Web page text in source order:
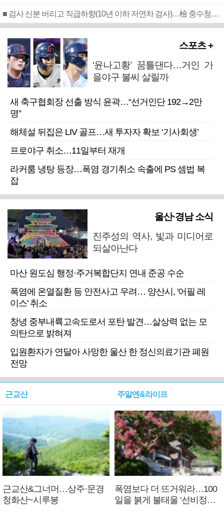
■ 검사 신분 버리고 직급하향(10년 이하 저연차 검사)…檢 중수청행 기피
스포츠 +
‘윤나고황’ 꿈틀댄다…거인 가
을야구 불씨 살릴까
새 축구협회장 선출 방식 윤곽…“선거인단 192→2만
명”
해체설 뒤집은 LIV 골프…새 투자자 확보 ‘기사회생’
프로야구 취소…11일부터 재개
라커룸 냉탕 등장…폭염 경기취소 속출에 PS 셈법 복
잡
울산·경남 소식
진주성의 역사, 빛과 미디어로
되살아난다
마산 원도심 행정·주거복합단지 연내 준공 수순
폭염에 온열질환 등 안전사고 우려… 양산시, '어필 레
이스' 취소
창녕 중부내륙고속도로서 포탄 발견…살상력 없는 모
의탄으로 밝혀져
입원환자가 연달아 사망한 울산 한 정신의료기관 폐원
전망
근교산
근교산&그너머…상주·문경
청화산~시루봉
주말엔&라이프
폭염보다 더 뜨거워라…100
일을 붉게 불태울 ‘선비정신’